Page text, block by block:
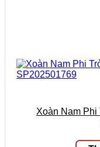
Xoàn Nam Phi